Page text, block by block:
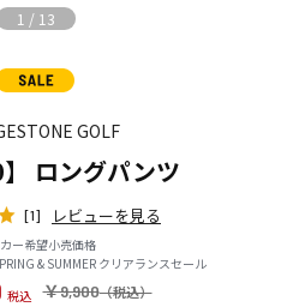
1 / 13
GOLF
ロングパンツ
[1] レビューを見る
ー希望小売価格
& SUMMER クリアランスセール
￥9,900